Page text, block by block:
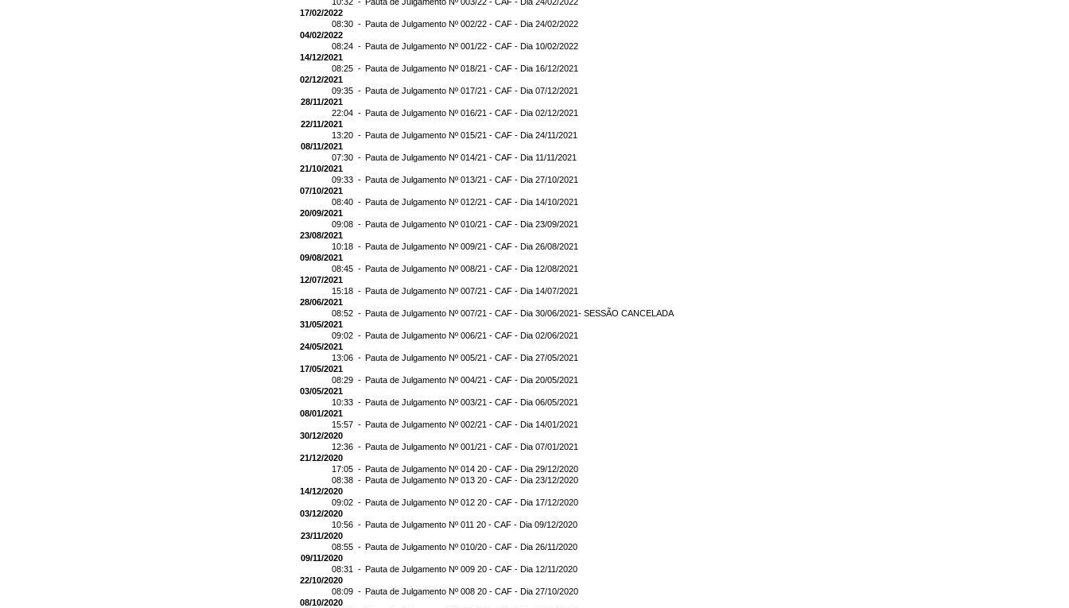
17/02/2022
08:30 - Pauta de Julgamento Nº 002/22 - CAF - Dia 24/02/2022
04/02/2022
08:24 - Pauta de Julgamento Nº 001/22 - CAF - Dia 10/02/2022
14/12/2021
08:25 - Pauta de Julgamento Nº 018/21 - CAF - Dia 16/12/2021
02/12/2021
09:35 - Pauta de Julgamento Nº 017/21 - CAF - Dia 07/12/2021
28/11/2021
22:04 - Pauta de Julgamento Nº 016/21 - CAF - Dia 02/12/2021
22/11/2021
13:20 - Pauta de Julgamento Nº 015/21 - CAF - Dia 24/11/2021
08/11/2021
07:30 - Pauta de Julgamento Nº 014/21 - CAF - Dia 11/11/2021
21/10/2021
09:33 - Pauta de Julgamento Nº 013/21 - CAF - Dia 27/10/2021
07/10/2021
08:40 - Pauta de Julgamento Nº 012/21 - CAF - Dia 14/10/2021
20/09/2021
09:08 - Pauta de Julgamento Nº 010/21 - CAF - Dia 23/09/2021
23/08/2021
10:18 - Pauta de Julgamento Nº 009/21 - CAF - Dia 26/08/2021
09/08/2021
08:45 - Pauta de Julgamento Nº 008/21 - CAF - Dia 12/08/2021
12/07/2021
15:18 - Pauta de Julgamento Nº 007/21 - CAF - Dia 14/07/2021
28/06/2021
08:52 - Pauta de Julgamento Nº 007/21 - CAF - Dia 30/06/2021- SESSÃO CANCELADA
31/05/2021
09:02 - Pauta de Julgamento Nº 006/21 - CAF - Dia 02/06/2021
24/05/2021
13:06 - Pauta de Julgamento Nº 005/21 - CAF - Dia 27/05/2021
17/05/2021
08:29 - Pauta de Julgamento Nº 004/21 - CAF - Dia 20/05/2021
03/05/2021
10:33 - Pauta de Julgamento Nº 003/21 - CAF - Dia 06/05/2021
08/01/2021
15:57 - Pauta de Julgamento Nº 002/21 - CAF - Dia 14/01/2021
30/12/2020
12:36 - Pauta de Julgamento Nº 001/21 - CAF - Dia 07/01/2021
21/12/2020
17:05 - Pauta de Julgamento Nº 014 20 - CAF - Dia 29/12/2020
08:38 - Pauta de Julgamento Nº 013 20 - CAF - Dia 23/12/2020
14/12/2020
09:02 - Pauta de Julgamento Nº 012 20 - CAF - Dia 17/12/2020
03/12/2020
10:56 - Pauta de Julgamento Nº 011 20 - CAF - Dia 09/12/2020
23/11/2020
08:55 - Pauta de Julgamento Nº 010/20 - CAF - Dia 26/11/2020
09/11/2020
08:31 - Pauta de Julgamento Nº 009 20 - CAF - Dia 12/11/2020
22/10/2020
08:09 - Pauta de Julgamento Nº 008 20 - CAF - Dia 27/10/2020
08/10/2020